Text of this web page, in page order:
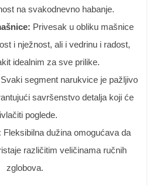
na svakodnevno habanje.
Privesak u obliku mašnice
i nježnost, ali i vedrinu i radost,
idealnim za sve prilike.
Svaki segment narukvice je pažljivo
savršenstvo detalja koji će
poglede.
Fleksibilna dužina omogućava da
različitim veličinama ručnih
zglobova.